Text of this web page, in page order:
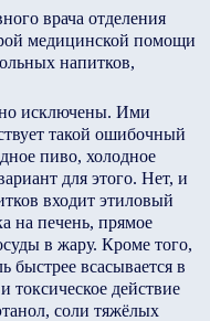
врача отделения
медицинской помощи
напитков,
исключены. Ими
такой ошибочный
пиво, холодное
для этого. Нет, и
входит этиловый
на печень, прямое
в жару. Кроме того,
быстрее всасывается в
токсическое действие
соли тяжёлых